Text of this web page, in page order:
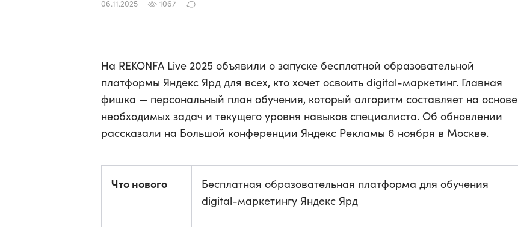
06.11.2025 1067
На REKONFA Live 2025 объявили о запуске бесплатной образовательной
платформы Яндекс Ярд для всех, кто хочет освоить digital-маркетинг. Главная
фишка — персональный план обучения, который алгоритм составляет на основе
необходимых задач и текущего уровня навыков специалиста. Об обновлении
рассказали на Большой конференции Яндекс Рекламы 6 ноября в Москве.
Что нового
Бесплатная образовательная платформа для обучения
digital-маркетингу Яндекс Ярд